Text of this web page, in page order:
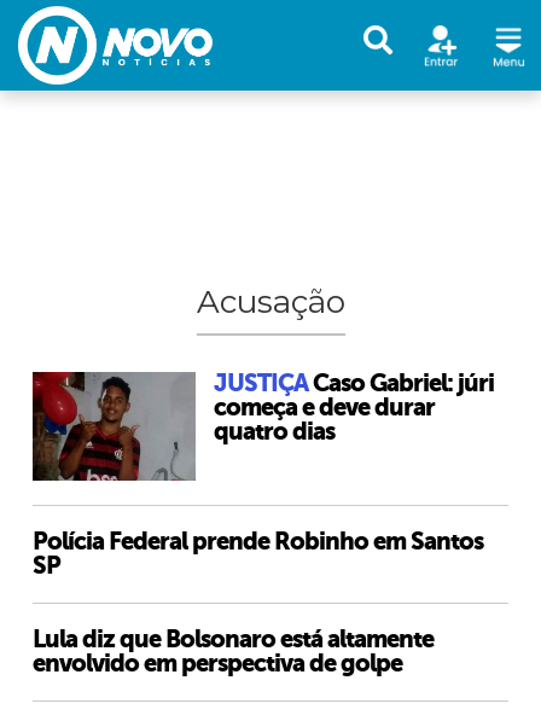
Acusação
JUSTIÇACaso Gabriel: júri
começa e deve durar
quatro dias
Polícia Federal prende Robinho em Santos
SP
Lula diz que Bolsonaro está altamente
envolvido em perspectiva de golpe